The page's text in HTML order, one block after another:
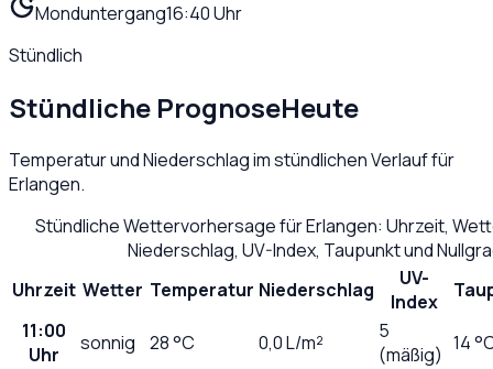
Monduntergang16:40 Uhr
Stündlich
Stündliche PrognoseHeute
Temperatur und Niederschlag im stündlichen Verlauf für
Erlangen.
Stündliche Wettervorhersage fürErlangen: Uhrzeit,
Niederschlag, UV-Index, Taupunkt und
Uhrzeit Wetter Temperatur Niederschlag
UV-
Index
11:00
Uhr
sonnig 28°C 0,0L/m²
5
(mäßig) 14